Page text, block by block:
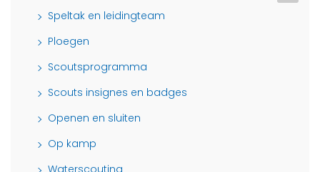
Speltak en leidingteam
Ploegen
Scoutsprogramma
Scouts insignes en badges
Openen en sluiten
Op kamp